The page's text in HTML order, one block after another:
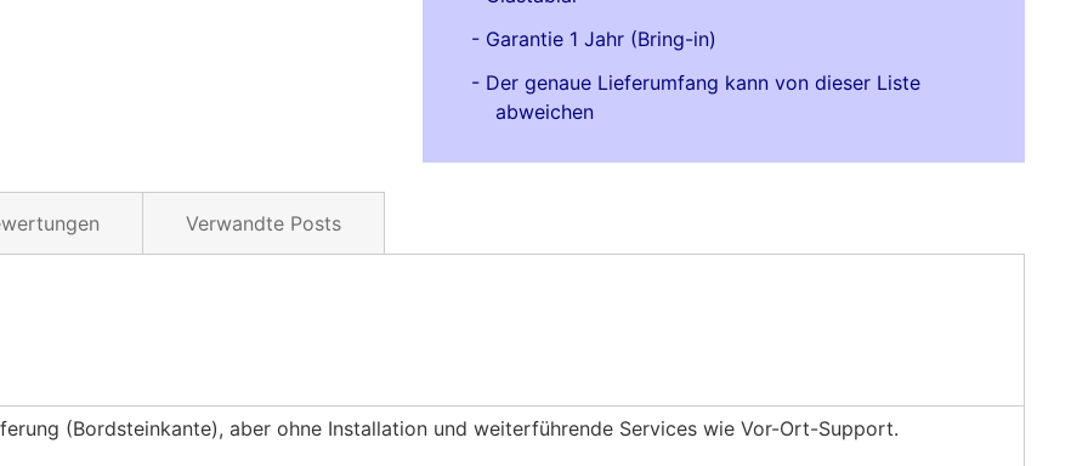
Garantie 1 Jahr (Bring-in)
Der genaue Lieferumfang kann von dieser Liste
abweichen
erhalten auf den Photocentric Druckern LC Magna und LC Opus gedruckte Teile ihre finalen
(Bordsteinkante), aber ohne Installation und weiterführende Services wie Vor-Ort-Support.
Verwandte Posts